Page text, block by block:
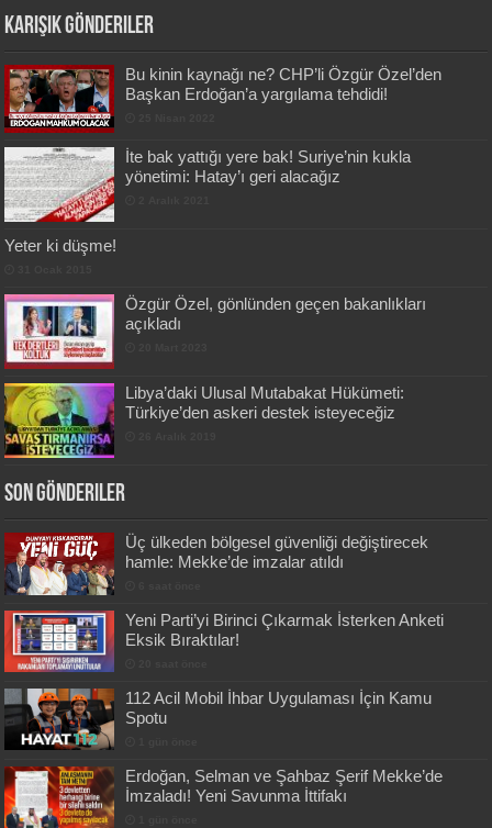
Karışık Gönderiler
Bu kinin kaynağı ne? CHP’li Özgür Özel’den
Başkan Erdoğan’a yargılama tehdidi!
İte bak yattığı yere bak! Suriye’nin kukla
yönetimi: Hatay’ı geri alacağız
Yeter ki düşme!
Özgür Özel, gönlünden geçen bakanlıkları
açıkladı
Libya’daki Ulusal Mutabakat Hükümeti:
Türkiye’den askeri destek isteyeceğiz
Son Gönderiler
Üç ülkeden bölgesel güvenliği değiştirecek
hamle: Mekke’de imzalar atıldı
Yeni Parti’yi Birinci Çıkarmak İsterken Anketi
Eksik Bıraktılar!
112 Acil Mobil İhbar Uygulaması İçin Kamu
Spotu
Erdoğan, Selman ve Şahbaz Şerif Mekke’de
İmzaladı! Yeni Savunma İttifakı